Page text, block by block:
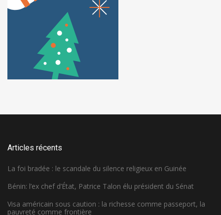
Articles récents
La foi bradée : le scandale du silence religieux en Guinée
Bénin: l’ex chef d’État, Patrice Talon élu président du Sénat
Visa américain sous caution : la richesse comme passeport, la
pauvreté comme frontière